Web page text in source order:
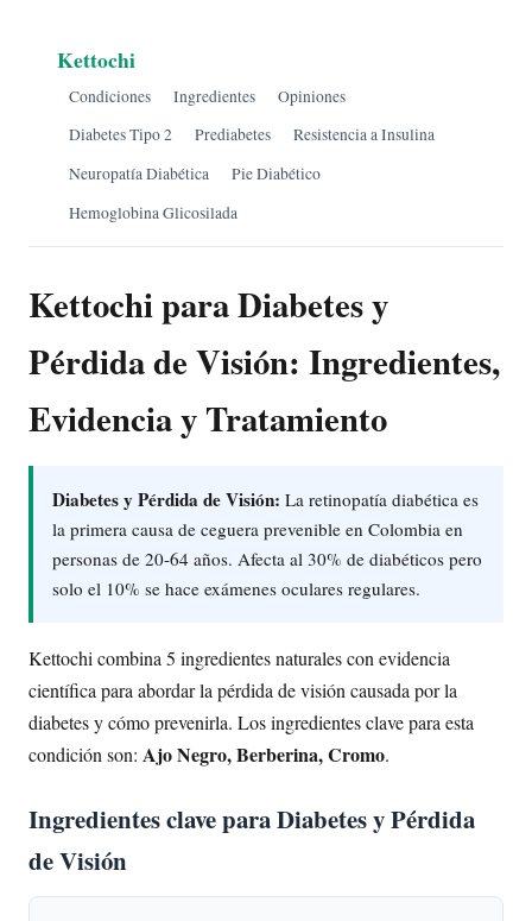
Kettochi
Condiciones Ingredientes
Opiniones
Diabetes Tipo 2
Prediabetes
Resistencia a Insulina
Neuropatía Diabética
Pie Diabético
Hemoglobina Glicosilada
Kettochi para Diabetes y
Pérdida de Visión: Ingredientes,
Evidencia y Tratamiento
Diabetes y Pérdida de Visión: La retinopatía diabética es
la primera causa de ceguera prevenible en Colombia en
personas de 20-64 años. Afecta al 30% de diabéticos pero
solo el 10% se hace exámenes oculares regulares.
Kettochi combina 5 ingredientes naturales con evidencia
científica para abordar la pérdida de visión causada por la
diabetes y cómo prevenirla. Los ingredientes clave para esta
condición son: Ajo Negro, Berberina, Cromo.
Ingredientes clave para Diabetes y Pérdida
de Visión